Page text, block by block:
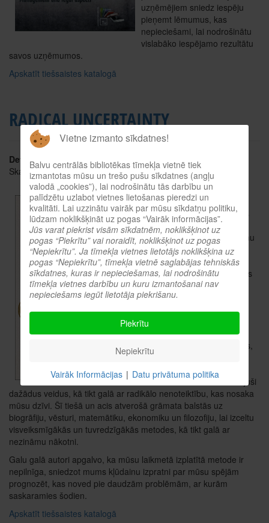
uzņēmējiem sniedz iespēju
pieņemt lēmumus, kas
nepieciešami, lai nodrošinātu
vislabāko iespējamo rezultātu
savos uzņēmumos.
Apskatīt tiešsaistes katalogā
RADICAL UNCERTAINTY
Detaļas
Skatīts: 2802
Autors: Kay John
Šis vērienīgais un pārdomas
rosinošais jaunais darbs
piedāvā visaptverošu lēmumu
pieņemšanas analīzi visās
dzīves jomās. Mēs nezinām,
kāda būs nākotne. Bet mums
tomēr ir jāpieņem lēmumi.
Tāpēc mēs tiecamies pēc
noteiktības, kas nevar
pastāvēt, un izgudrojam
zināšanas, kuru mums nav.
Taču cilvēki gūst panākumus,
jo ir pielāgojušies videi, kuru
saprot tikai nepilnīgi. Visā
vēsturē mēs esam izstrādājuši
dažādus veidus, kā tikt galā ar radikālo nenoteiktību, kas nosaka
mūsu dzīvi. Šī tiešā un acis atverošā grāmata balstās uz
biogrāfiju, vēsturi, matemātiku, ekonomiku un filozofiju, lai izceltu
visveiksmīgākās un tuvredzīgākās metodes, kā tikt galā ar
nezināmu nākotni.
Galu galā autori apgalvo, ka mūsu laikmetā izplatītā metode ir
nepilnīga, sniedzot mums kļūdainu izpratni par mūsu spējām
prognozēt, kas noved pie daudzām problēmām, ar kurām
saskaramies šodien.
Apskatīt tiešsaistes katalogā
Vietne izmanto sīkdatnes!
Balvu centrālās bibliotēkas tīmekļa vietnē tiek
izmantotas mūsu un trešo pušu sīkdatnes (angļu
valodā „cookies”), lai nodrošinātu tās darbību un
palīdzētu uzlabot vietnes lietošanas pieredzi un
kvalitāti. Lai uzzinātu vairāk par mūsu sīkdatņu politiku,
lūdzam noklikšķināt uz pogas “Vairāk informācijas”.
Jūs varat piekrist visām sīkdatnēm, noklikšķinot uz
pogas “Piekrītu” vai noraidīt, noklikšķinot uz pogas
“Nepiekrītu”. Ja tīmekļa vietnes lietotājs noklikšķina uz
pogas “Nepiekrītu”, tīmekļa vietnē saglabājas tehniskās
sīkdatnes, kuras ir nepieciešamas, lai nodrošinātu
tīmekļa vietnes darbību un kuru izmantošanai nav
nepieciešams iegūt lietotāja piekrišanu.
Piekrītu
Nepiekrītu
Vairāk Informācijas | Datu privātuma politika